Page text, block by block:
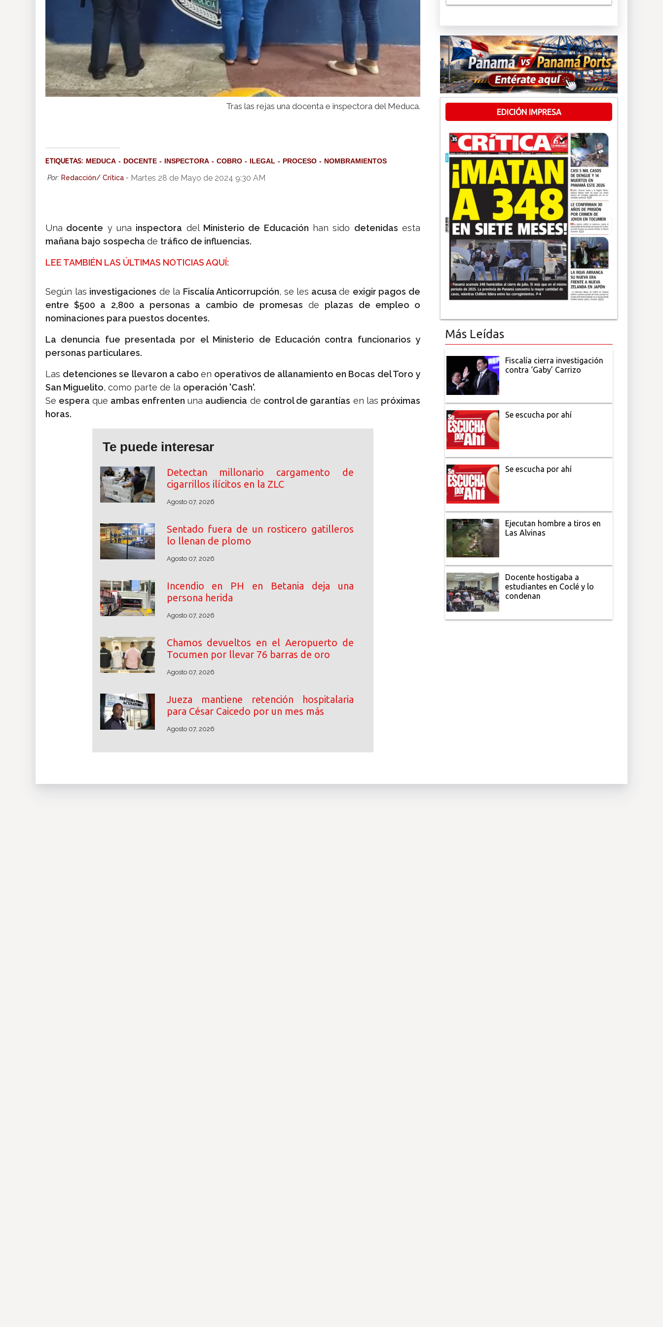
Tras las rejas una docenta e inspectora del Meduca.
ETIQUETAS: MEDUCA DOCENTE INSPECTORA COBRO ILEGAL PROCESO NOMBRAMIENTOS
Por: Redacción/ Crítica - Martes 28 de Mayo de 2024 9:30 AM
Una docente y una inspectora del Ministerio de Educación han sido detenidas esta
mañana bajo sospecha de tráfico de influencias.
LEE TAMBIÉN LAS ÚLTIMAS NOTICIAS AQUÍ:
Según las investigaciones de la Fiscalía Anticorrupción, se les acusade exigir pagos de
entre $500 a 2,800 a personas a cambio de promesas de plazas de empleo o
nominaciones para puestos docentes.
La denuncia fue presentada por el Ministerio de Educación contra funcionarios y
personas particulares.
Las detenciones se llevaron a caboen operativos de allanamiento en Bocas del Toro y
San Miguelito, como parte de la operación 'Cash'.
Se espera que ambas enfrenten una audiencia de control de garantías en las próximas
horas.
Te puede interesar
Detectan millonario cargamento de
cigarrillos ilícitos en la ZLC
Agosto 07, 2026
Sentado fuera de un rosticero gatilleros
lo llenan de plomo
Agosto 07, 2026
Incendio en PH en Betania deja una
persona herida
Agosto 07, 2026
Chamos devueltos en el Aeropuerto de
Tocumen por llevar 76 barras de oro
Agosto 07, 2026
Jueza mantiene retención hospitalaria
para César Caicedo por un mes más
Agosto 07, 2026
EDICIÓN IMPRESA
Más Leídas
Fiscalía cierra investigación
contra ‘Gaby’ Carrizo
Se escucha por ahí
Se escucha por ahí
Ejecutan hombre a tiros en
Las Alvinas
Docente hostigaba a
estudiantes en Coclé y lo
condenan